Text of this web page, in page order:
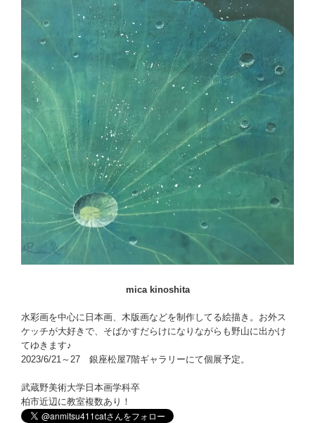
mica kinoshita
水彩画を中心に日本画、木版画などを制作してる絵描き。お外ス
ケッチが大好きで、そばかすだらけになりながらも野山に出かけ
てゆきます♪
2023/6/21～27 銀座松屋7階ギャラリーにて個展予定。
武蔵野美術大学日本画学科卒
柏市近辺に教室複数あり！